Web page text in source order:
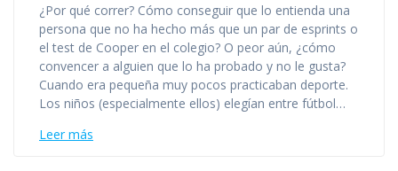
¿Por qué correr? Cómo conseguir que lo entienda una
persona que no ha hecho más que un par de esprints o
el test de Cooper en el colegio? O peor aún, ¿cómo
convencer a alguien que lo ha probado y no le gusta?
Cuando era pequeña muy pocos practicaban deporte.
Los niños (especialmente ellos) elegían entre fútbol…
Leer más